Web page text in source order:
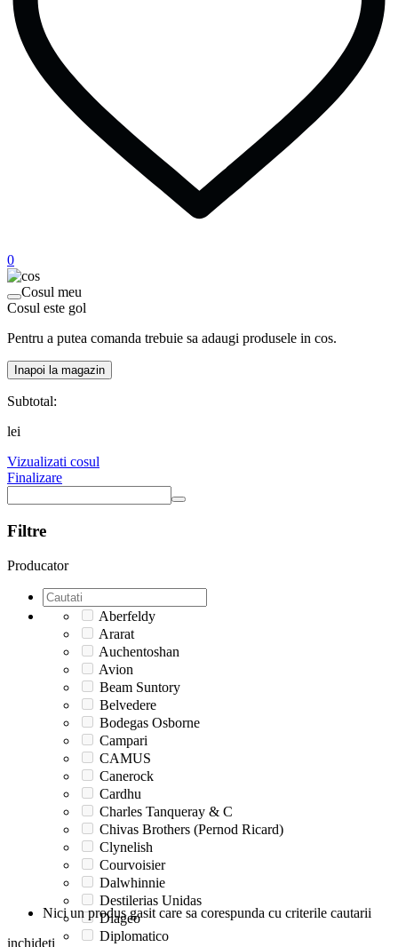
0
Cosul meu
Cosul este gol
Pentru a putea comanda trebuie sa adaugi produsele in cos.
Inapoi la magazin
Subtotal:
lei
Vizualizati cosul
Finalizare
Filtre
Producator
Aberfeldy
Ararat
Auchentoshan
Avion
Beam Suntory
Belvedere
Bodegas Osborne
Campari
CAMUS
Canerock
Cardhu
Charles Tanqueray & C
Chivas Brothers (Pernod Ricard)
Clynelish
Courvoisier
Dalwhinnie
Destilerias Unidas
Diageo
Diplomatico
Nici un produs gasit care sa corespunda cu criterile cautarii
inchideti